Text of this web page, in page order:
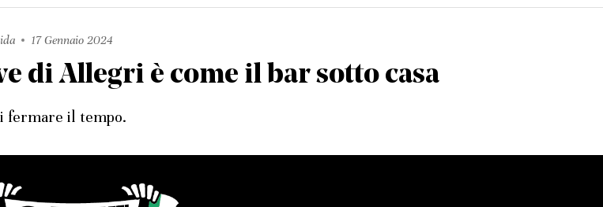
17 Gennaio 2024
di Allegri è come il bar sotto casa
fermare il tempo.